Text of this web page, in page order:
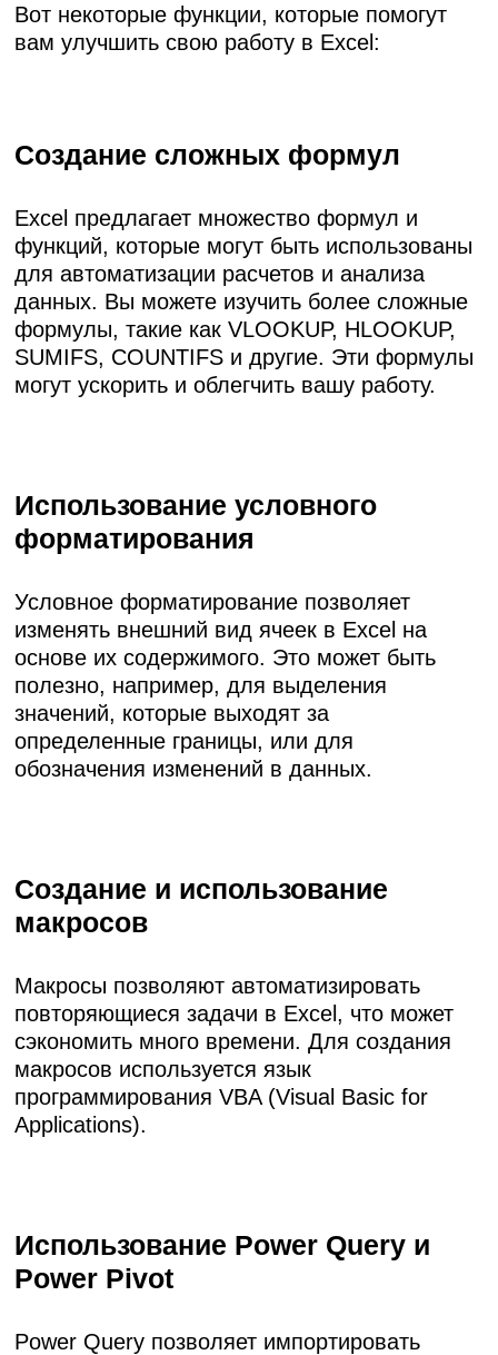
Вот некоторые функции, которые помогут
вам улучшить свою работу в Excel:
Создание сложных формул
Excel предлагает множество формул и
функций, которые могут быть использованы
для автоматизации расчетов и анализа
данных. Вы можете изучить более сложные
формулы, такие как VLOOKUP, HLOOKUP,
SUMIFS, COUNTIFS и другие. Эти формулы
могут ускорить и облегчить вашу работу.
Использование условного
форматирования
Условное форматирование позволяет
изменять внешний вид ячеек в Excel на
основе их содержимого. Это может быть
полезно, например, для выделения
значений, которые выходят за
определенные границы, или для
обозначения изменений в данных.
Создание и использование
макросов
Макросы позволяют автоматизировать
повторяющиеся задачи в Excel, что может
сэкономить много времени. Для создания
макросов используется язык
программирования VBA (Visual Basic for
Applications).
Использование Power Query и
Power Pivot
Power Query позволяет импортировать